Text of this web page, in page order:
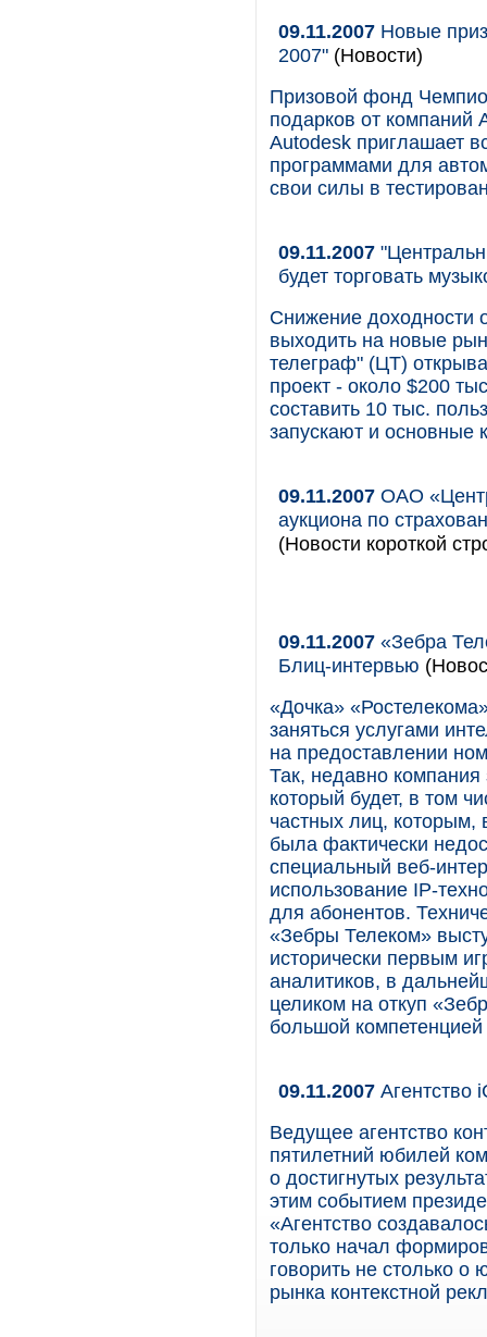
09.11.2007 Новые
2007" (Новости)
Призовой фонд
подарков от компаний
Autodesk приглашает
программами для
свои силы в
09.11.2007
будет торговать
Снижение доходности
выходить на новые
телеграф" (ЦТ)
проект - около $200
составить 10 тыс.
запускают и основные
09.11.2007 ОАО
аукциона по
(Новости короткой
09.11.2007 «Зебра
Блиц-интервью
«Дочка»
заняться услугами
на предоставлении
Так, недавно
который будет, в том
частных лиц, которым,
была фактически
специальный веб-
использование IP-
для абонентов.
«Зебры Телеком»
исторически первым
аналитиков, в
целиком на откуп
большой компетенцией
09.11.2007 Агентство
Ведущее агентство
пятилетний юбилей
о достигнутых
этим событием
«Агентство
только начал
говорить не столько о
рынка контекстной